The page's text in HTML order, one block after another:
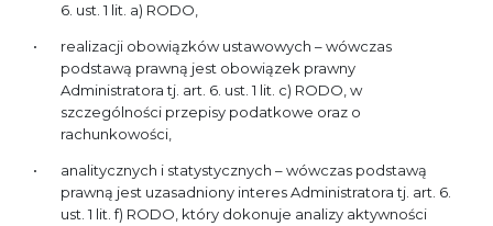
6. ust. 1 lit. a) RODO,
realizacji obowiązków ustawowych – wówczas
podstawą prawną jest obowiązek prawny
Administratora tj. art. 6. ust. 1 lit. c) RODO, w
szczególności przepisy podatkowe oraz o
rachunkowości,
analitycznych i statystycznych – wówczas podstawą
prawną jest uzasadniony interes Administratora tj. art. 6.
ust. 1 lit. f) RODO, który dokonuje analizy aktywności